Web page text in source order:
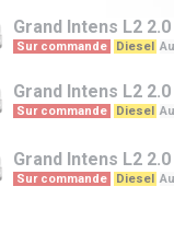
Grand Intens L2
Sur commande Diesel
Grand Intens L2
Sur commande Diesel
Grand Intens L2
Sur commande Diesel